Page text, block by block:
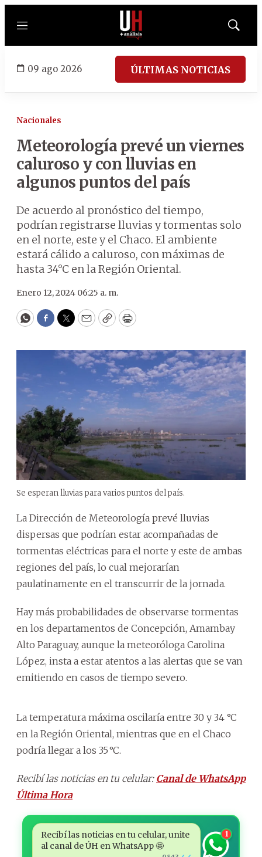
Menú
Mostrar
09 ago 2026 ÚLTIMAS NOTICIAS
Nacionales
Meteorología prevé un viernes
caluroso y con lluvias en
algunos puntos del país
De acuerdo al pronóstico del tiempo,
podrían registrarse lluvias y tormentas solo
en el norte, este y el Chaco. El ambiente
estará cálido a caluroso, con máximas de
hasta 34°C en la Región Oriental.
Enero 12, 2024 06:25 a. m.
WhatsApp
Facebook
Twitter
EmailCopyPrint
Se esperan lluvias para varios puntos del país.
La Dirección de Meteorología prevé lluvias
dispersas que podrían estar acompañadas de
tormentas eléctricas para el norte y este de ambas
regiones del país, lo cual mejorarían
paulatinamente en el transcurrir de la jornada.
Hay más probabilidades de observarse tormentas
en los departamentos de Concepción, Amambay
Alto Paraguay, aunque la meteoróloga Carolina
López, insta a estar atentos a las alertas que se van
emitiendo en casos de tiempo severo.
La temperatura máxima oscilaría entre 30 y 34 °C
en la Región Oriental, mientras que en el Chaco
podría llegar a los 35 °C.
Recibí las noticias en tu celular: Canal de WhatsApp
Última Hora
Recibí las noticias en tu celular, unite
al canal de ÚH en WhatsApp 🤩
1